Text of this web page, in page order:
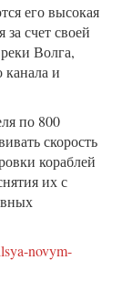
его высокая
счет своей
Волга,
канала и
по 800
скорость
кораблей
их с
novym-